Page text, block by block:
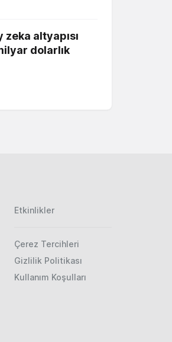
altyapısı
dolarlık
Etkinlikler
Çerez Tercihleri
Gizlilik Politikası
Kullanım Koşulları